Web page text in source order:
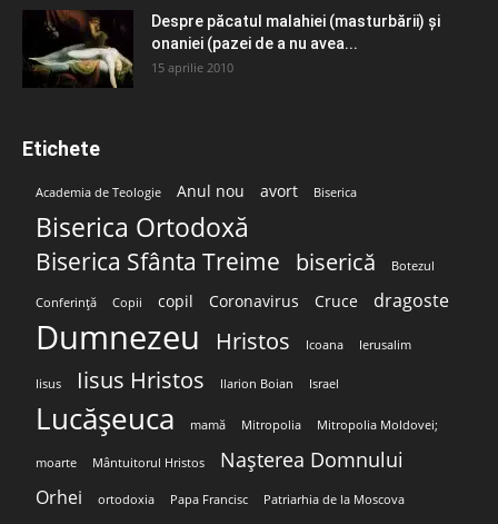
Despre păcatul malahiei (masturbării) şi
onaniei (pazei de a nu avea...
15 aprilie 2010
Etichete
Academia de Teologie Anul nou avort Biserica
Biserica Ortodoxă
Biserica Sfânta Treime biserică Botezul
Conferință Copii copil Coronavirus Cruce dragoste
Dumnezeu Hristos Icoana Ierusalim
Iisus Iisus Hristos Ilarion Boian Israel
Lucășeuca mamă Mitropolia Mitropolia Moldovei;
moarte Mântuitorul Hristos Nașterea Domnului
Orhei ortodoxia Papa Francisc Patriarhia de la Moscova